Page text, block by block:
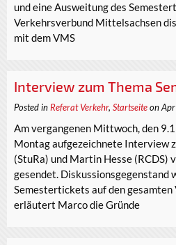
und eine Ausweitung des
Verkehrsverbund Mittelsachsen
mit dem VMS
Interview zum Thema
Posted in Referat Verkehr, Startseiteon
Am vergangenen Mittwoch, den
Montag aufgezeichnete Interview
(StuRa) und Martin Hesse (RCDS)
gesendet. Diskussionsgegenstand
Semestertickets auf den
erläutert Marco die Gründe